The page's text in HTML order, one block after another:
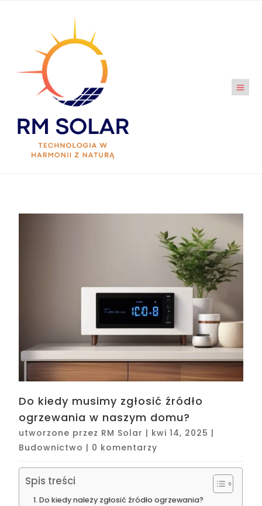
Do kiedy musimy zgłosić źródło
ogrzewania w naszym domu?
utworzone przez RM Solar | kwi 14, 2025 |
Budownictwo | 0 komentarzy
Spis treści
Do kiedy należy zgłosić źródło ogrzewania?